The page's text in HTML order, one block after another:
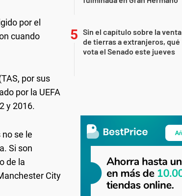
por el
cuando
por sus
por la UEFA
y 2016.
se le
Si son
de la
City
Sin el capítulo sobre la venta
de tierras a extranjeros, qué
vota el Senado este jueves